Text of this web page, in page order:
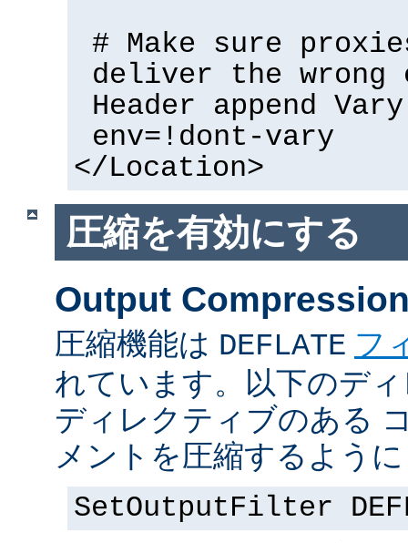
# Make sure
deliver the wrong
Header append
env=!dont-vary
</Location>
圧縮を有効にする
Output
圧縮機能は DEFLATE フ
れています。以下のデ
ディレクティブのある
メントを圧縮するよう
SetOutputFilter